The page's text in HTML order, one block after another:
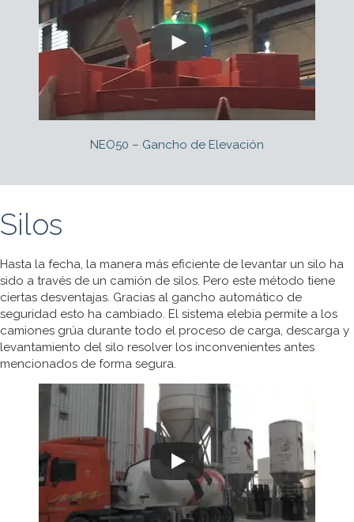
NEO50 – Gancho de Elevación
Silos
Hasta la fecha, la manera más eficiente de levantar un silo ha
sido a través de un camión de silos. Pero este método tiene
ciertas desventajas. Gracias al gancho automático de
seguridad esto ha cambiado. El sistema elebia permite a los
camiones grúa durante todo el proceso de carga, descarga y
levantamiento del silo resolver los inconvenientes antes
mencionados de forma segura.